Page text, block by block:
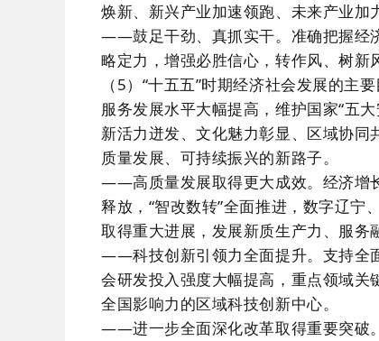
焕新、新兴产业加速领跑、未来产业加
——鼓足干劲、真抓实干。准确把握经
略定力，增强必胜信心，转作风、树新
（5）“十五五”时期经济社会发展的
服务发展水平大幅提高，维护国家“五
新活力迸发、文化魅力彰显、区域协
质量发展、可持续振兴的新路子。
——高质量发展取得更大成效。经济增
释放，“智改数转”全面推进，数字辽
取得重大进展，发展新质生产力、服务
——科技创新引领力全面提升。支持全
会研发投入强度大幅提高，重点领域
全国影响力的区域科技创新中心。
——进一步全面深化改革取得重要突破